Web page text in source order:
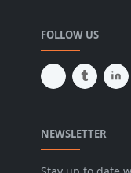
FOLLOW US
NEWSLETTER